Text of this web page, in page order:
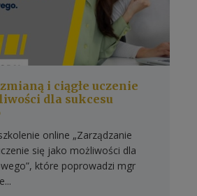
i ciągłe uczenie
dla sukcesu
online „Zarządzanie
się jako możliwości dla
które poprowadzi mgr